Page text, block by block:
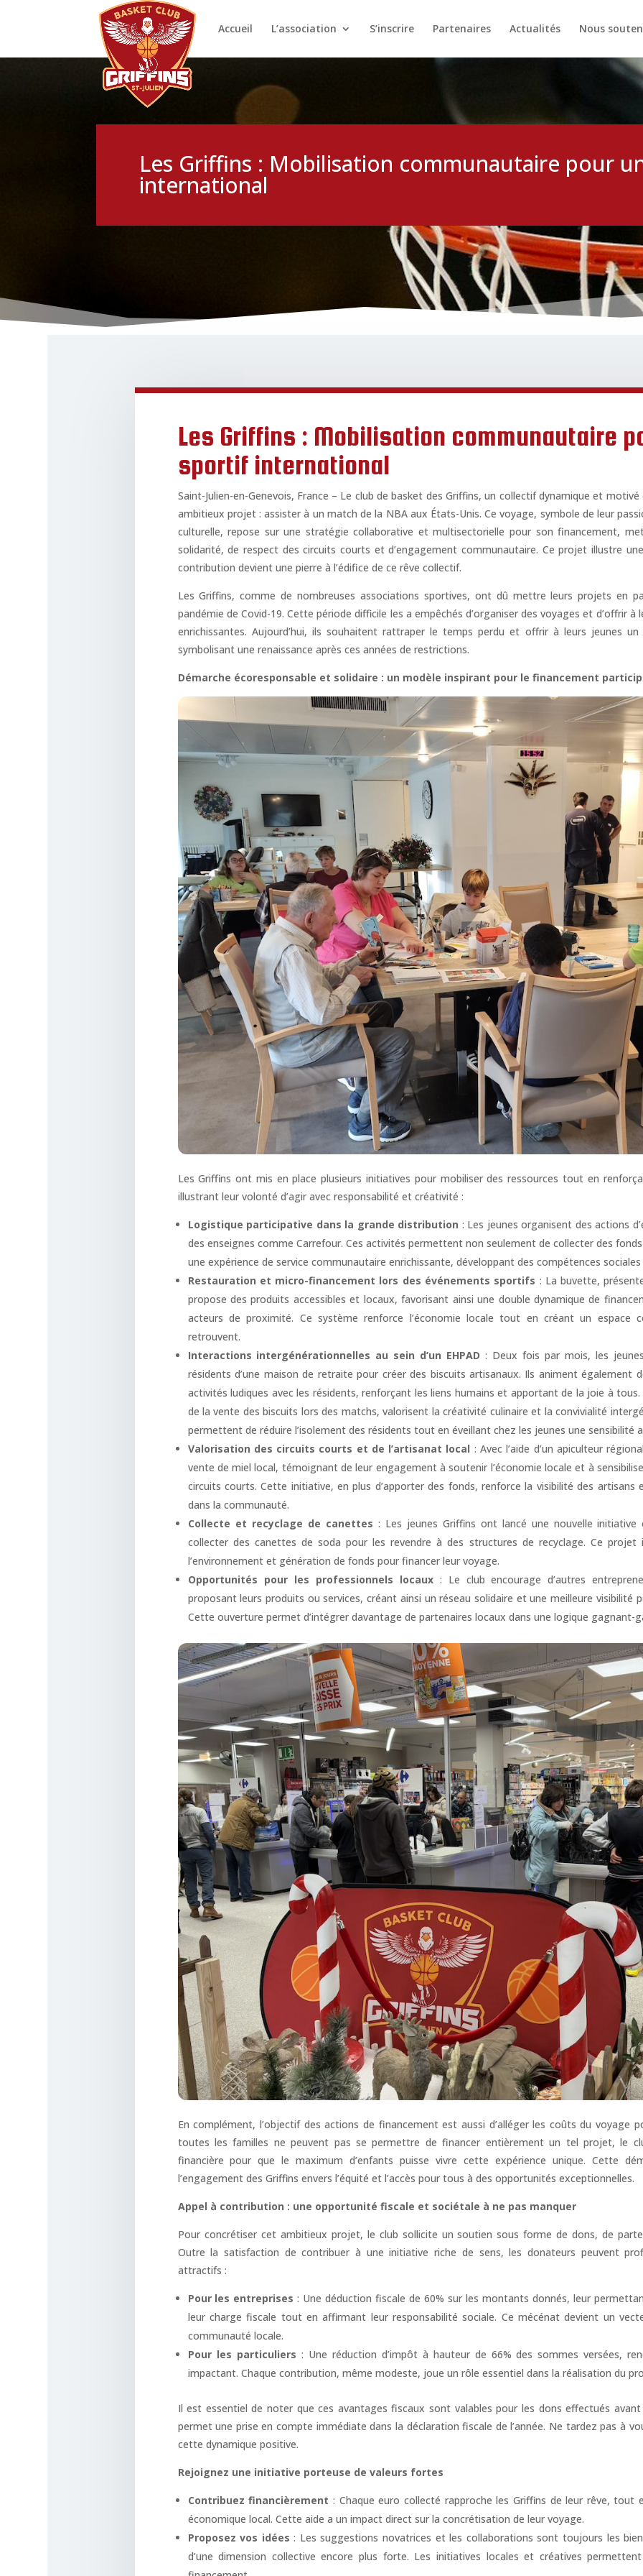
Accueil L’association S’inscrire Partenaires Actualités Nous
Les Griffins : Mobilisation communautaire pour
international
Les Griffins : Mobilisation communautaire
sportif international
Saint-Julien-en-Genevois, France – Le club de basket des Griffins, un collectif dynamique et
ambitieux projet : assister à un match de la NBA aux États-Unis. Ce voyage, symbole de leur
culturelle, repose sur une stratégie collaborative et multisectorielle pour son financement,
solidarité, de respect des circuits courts et d’engagement communautaire. Ce projet illustre
contribution devient une pierre à l’édifice de ce rêve collectif.
Les Griffins, comme de nombreuses associations sportives, ont dû mettre leurs projets en
pandémie de Covid-19. Cette période difficile les a empêchés d’organiser des voyages et d’offrir à
enrichissantes. Aujourd’hui, ils souhaitent rattraper le temps perdu et offrir à leurs jeunes
symbolisant une renaissance après ces années de restrictions.
Démarche écoresponsable et solidaire : un modèle inspirant pour le financement
Les Griffins ont mis en place plusieurs initiatives pour mobiliser des ressources tout en
illustrant leur volonté d’agir avec responsabilité et créativité :
Logistique participative dans la grande distribution : Les jeunes organisent des actions
des enseignes comme Carrefour. Ces activités permettent non seulement de collecter des
une expérience de service communautaire enrichissante, développant des compétences
Restauration et micro-financement lors des événements sportifs : La buvette,
propose des produits accessibles et locaux, favorisant ainsi une double dynamique de
acteurs de proximité. Ce système renforce l’économie locale tout en créant un espace
retrouvent.
Interactions intergénérationnelles au sein d’un EHPAD : Deux fois par mois, les
résidents d’une maison de retraite pour créer des biscuits artisanaux. Ils animent également
activités ludiques avec les résidents, renforçant les liens humains et apportant de la joie à
de la vente des biscuits lors des matchs, valorisent la créativité culinaire et la convivialité
permettent de réduire l’isolement des résidents tout en éveillant chez les jeunes une sensibilité
Valorisation des circuits courts et de l’artisanat local : Avec l’aide d’un apiculteur
vente de miel local, témoignant de leur engagement à soutenir l’économie locale et à
circuits courts. Cette initiative, en plus d’apporter des fonds, renforce la visibilité des artisans
dans la communauté.
Collecte et recyclage de canettes : Les jeunes Griffins ont lancé une nouvelle initiative
collecter des canettes de soda pour les revendre à des structures de recyclage. Ce projet
l’environnement et génération de fonds pour financer leur voyage.
Opportunités pour les professionnels locaux: Le club encourage d’autres
proposant leurs produits ou services, créant ainsi un réseau solidaire et une meilleure visibilité
Cette ouverture permet d’intégrer davantage de partenaires locaux dans une logique gagnant-
En complément, l’objectif des actions de financement est aussi d’alléger les coûts du voyage
toutes les familles ne peuvent pas se permettre de financer entièrement un tel projet, le
financière pour que le maximum d’enfants puisse vivre cette expérience unique. Cette
l’engagement des Griffins envers l’équité et l’accès pour tous à des opportunités exceptionnelles.
Appel à contribution : une opportunité fiscale et sociétale à ne pas manquer
Pour concrétiser cet ambitieux projet, le club sollicite un soutien sous forme de dons, de
Outre la satisfaction de contribuer à une initiative riche de sens, les donateurs peuvent
attractifs :
Pour les entreprises : Une déduction fiscale de 60% sur les montants donnés, leur
leur charge fiscale tout en affirmant leur responsabilité sociale. Ce mécénat devient un
communauté locale.
Pour les particuliers : Une réduction d’impôt à hauteur de 66% des sommes versées,
impactant. Chaque contribution, même modeste, joue un rôle essentiel dans la réalisation du
Il est essentiel de noter que ces avantages fiscaux sont valables pour les dons effectués
permet une prise en compte immédiate dans la déclaration fiscale de l’année. Ne tardez pas à
cette dynamique positive.
Rejoignez une initiative porteuse de valeurs fortes
Contribuez financièrement : Chaque euro collecté rapproche les Griffins de leur rêve,
économique local. Cette aide a un impact direct sur la concrétisation de leur voyage.
Proposez vos idées : Les suggestions novatrices et les collaborations sont toujours les
d’une dimension collective encore plus forte. Les initiatives locales et créatives